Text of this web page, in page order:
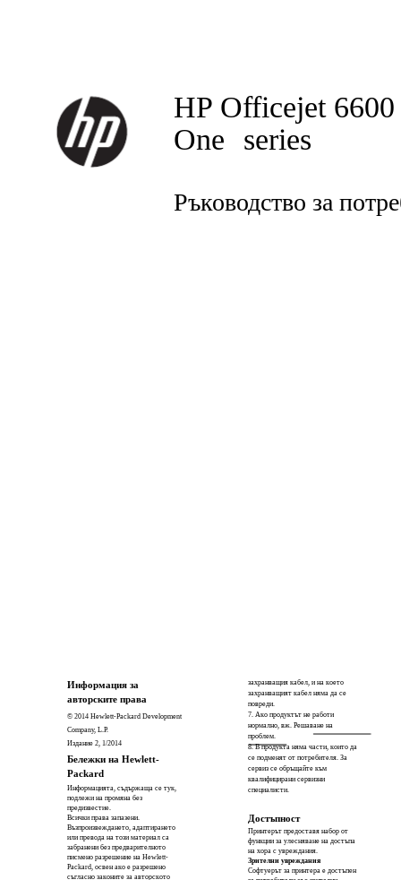
HP Officejet
One
Ръководство за
series
Информация за
авторските права
© 2014 Hewlett-Packard Development
Company, L.P.
Издание 2, 1/2014
Бележки на Hewlett-
Packard
Информацията, съдържаща се тук,
подлежи на промяна без
предизвестие.
Всички права запазени.
Възпроизвеждането, адаптирането
или превода на този материал са
забранени без предварителното
писмено разрешение на Hewlett-
Packard, освен ако е разрешено
съгласно законите за авторското
захранващия кабел, и на което
захранващият кабел няма да се
повреди.
7. Ако продуктът не работи
нормално, вж. Решаване на
проблем.
8. В продукта няма части, които да
се подменят от потребителя. За
сервиз се обръщайте към
квалифицирани сервизни
специалисти.
Достъпност
Принтерът предоставя набор от
функции за улесняване на достъпа
на хора с увреждания.
Зрителни увреждания
Софтуерът за принтера е достъпен